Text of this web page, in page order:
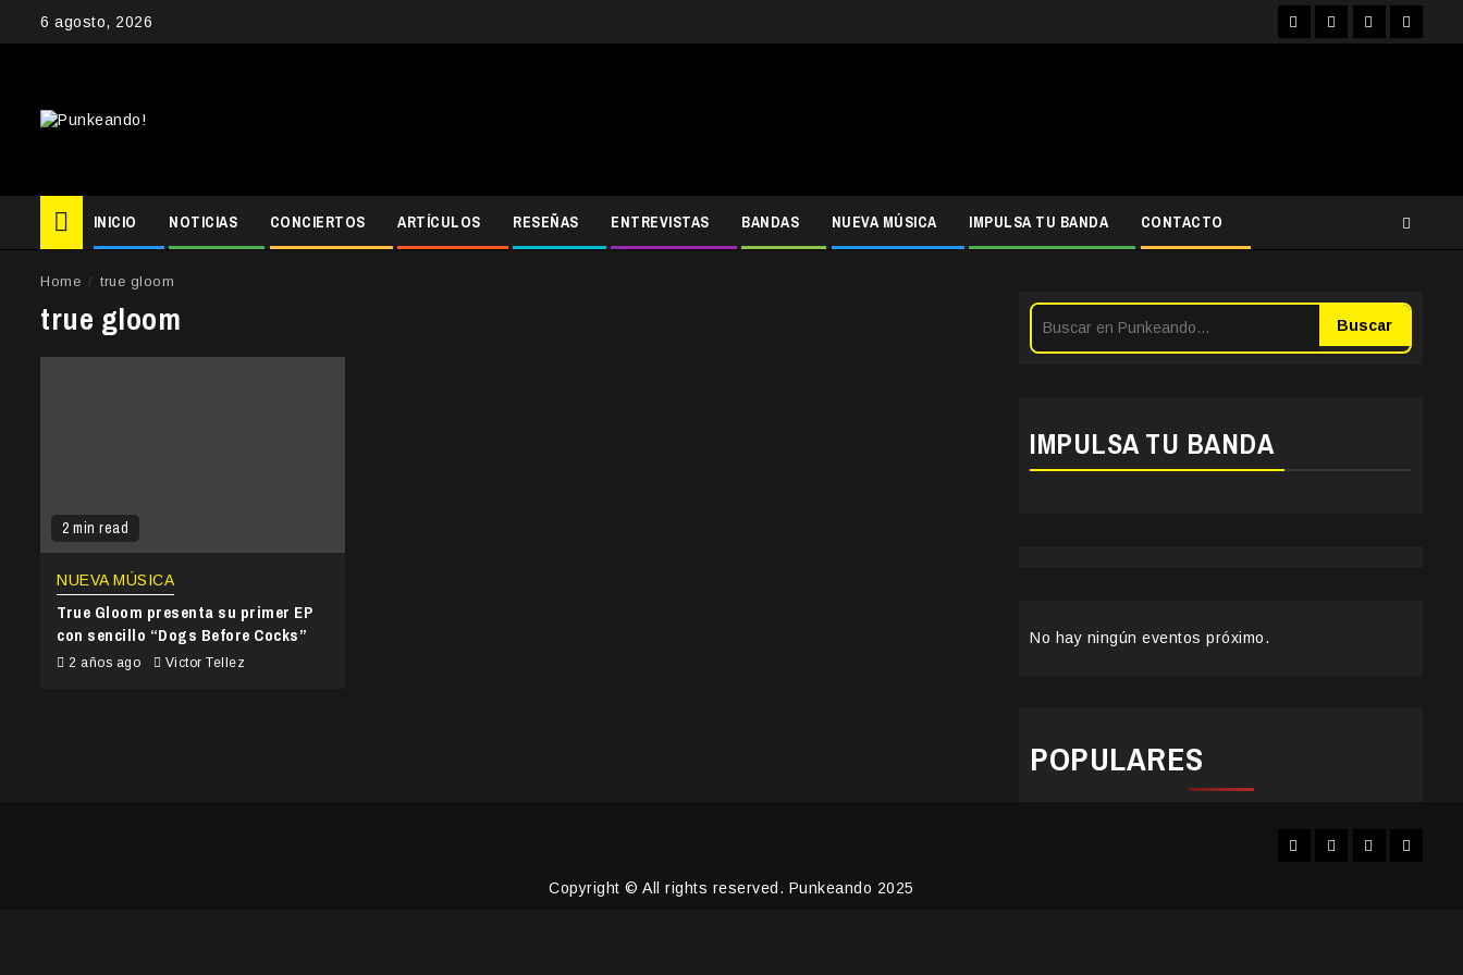
6 agosto, 2026 FacebookInstagram
YouTubeTwitter
INICIO NOTICIAS CONCIERTOS ARTÍCULOS RESEÑAS ENTREVISTAS BANDAS NUEVA MÚSICA IMPULSA TU BANDA CONTACTO
Home true gloom
true gloom
2 min read
NUEVA MÚSICA
True Gloom presenta su primer EP
con sencillo “Dogs Before Cocks”
2 años ago Victor Tellez
Buscar
IMPULSA TU BANDA
No hay ningún eventos próximo.
POPULARES
FacebookInstagram
YouTubeTwitter
Copyright © All rights reserved. Punkeando 2025